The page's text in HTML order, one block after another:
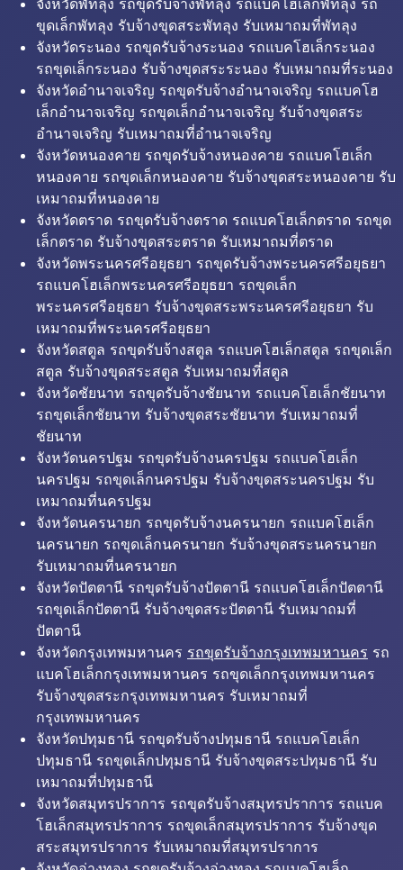
จังหวัดพัทลุง รถขุดรับจ้างพัทลุง รถแบคโฮเล็กพัทลุง รถ
ขุดเล็กพัทลุง รับจ้างขุดสระพัทลุง รับเหมาถมที่พัทลุง
จังหวัดระนอง รถขุดรับจ้างระนอง รถแบคโฮเล็กระนอง
รถขุดเล็กระนอง รับจ้างขุดสระระนอง รับเหมาถมที่ระนอง
จังหวัดอำนาจเจริญ รถขุดรับจ้างอำนาจเจริญ รถแบคโฮ
เล็กอำนาจเจริญ รถขุดเล็กอำนาจเจริญ รับจ้างขุดสระ
อำนาจเจริญ รับเหมาถมที่อำนาจเจริญ
จังหวัดหนองคาย รถขุดรับจ้างหนองคาย รถแบคโฮเล็ก
หนองคาย รถขุดเล็กหนองคาย รับจ้างขุดสระหนองคาย รับ
เหมาถมที่หนองคาย
จังหวัดตราด รถขุดรับจ้างตราด รถแบคโฮเล็กตราด รถขุด
เล็กตราด รับจ้างขุดสระตราด รับเหมาถมที่ตราด
จังหวัดพระนครศรีอยุธยา รถขุดรับจ้างพระนครศรีอยุธยา
รถแบคโฮเล็กพระนครศรีอยุธยา รถขุดเล็ก
พระนครศรีอยุธยา รับจ้างขุดสระพระนครศรีอยุธยา รับ
เหมาถมที่พระนครศรีอยุธยา
จังหวัดสตูล รถขุดรับจ้างสตูล รถแบคโฮเล็กสตูล รถขุดเล็ก
สตูล รับจ้างขุดสระสตูล รับเหมาถมที่สตูล
จังหวัดชัยนาท รถขุดรับจ้างชัยนาท รถแบคโฮเล็กชัยนาท
รถขุดเล็กชัยนาท รับจ้างขุดสระชัยนาท รับเหมาถมที่
ชัยนาท
จังหวัดนครปฐม รถขุดรับจ้างนครปฐม รถแบคโฮเล็ก
นครปฐม รถขุดเล็กนครปฐม รับจ้างขุดสระนครปฐม รับ
เหมาถมที่นครปฐม
จังหวัดนครนายก รถขุดรับจ้างนครนายก รถแบคโฮเล็ก
นครนายก รถขุดเล็กนครนายก รับจ้างขุดสระนครนายก
รับเหมาถมที่นครนายก
จังหวัดปัตตานี รถขุดรับจ้างปัตตานี รถแบคโฮเล็กปัตตานี
รถขุดเล็กปัตตานี รับจ้างขุดสระปัตตานี รับเหมาถมที่
ปัตตานี
จังหวัดกรุงเทพมหานคร รถขุดรับจ้างกรุงเทพมหานคร รถ
แบคโฮเล็กกรุงเทพมหานคร รถขุดเล็กกรุงเทพมหานคร
รับจ้างขุดสระกรุงเทพมหานคร รับเหมาถมที่
กรุงเทพมหานคร
จังหวัดปทุมธานี รถขุดรับจ้างปทุมธานี รถแบคโฮเล็ก
ปทุมธานี รถขุดเล็กปทุมธานี รับจ้างขุดสระปทุมธานี รับ
เหมาถมที่ปทุมธานี
จังหวัดสมุทรปราการ รถขุดรับจ้างสมุทรปราการ รถแบค
โฮเล็กสมุทรปราการ รถขุดเล็กสมุทรปราการ รับจ้างขุด
สระสมุทรปราการ รับเหมาถมที่สมุทรปราการ